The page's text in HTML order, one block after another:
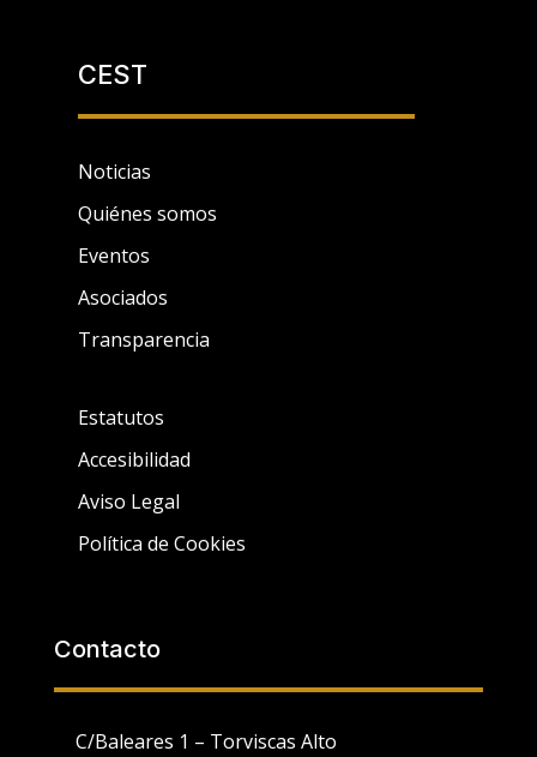
CEST
Noticias
Quiénes somos
Eventos
Asociados
Transparencia
Estatutos
Accesibilidad
Aviso Legal
Política de Cookies
Contacto
C/Baleares 1 – Torviscas Alto